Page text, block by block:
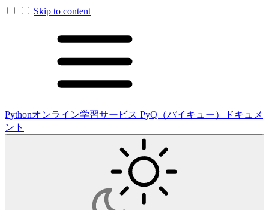
Skip to content
Pythonオンライン学習サービス PyQ（パイキュー）ドキュメ
ント